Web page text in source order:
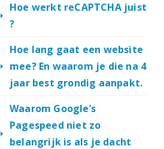
Hoe werkt reCAPTCHA juist
?
Hoe lang gaat een website
mee? En waarom je die na 4
jaar best grondig aanpakt.
Waarom Google’s
Pagespeed niet zo
belangrijk is als je dacht